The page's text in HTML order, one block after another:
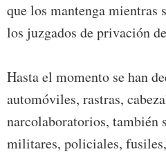
que los mantenga mientras
los juzgados de privación
Hasta el momento se han
automóviles, rastras,
narcolaboratorios, también
militares, policiales,